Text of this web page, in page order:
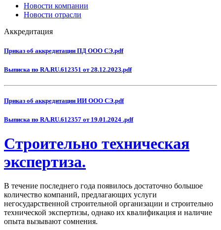
Новости компании
Новости отрасли
Аккредитация
Приказ об аккредитации ПД ООО СЭ.pdf
Выписка по RA.RU.612351 от 28.12.2023.pdf
Приказ об аккредитации ИИ ООО СЭ.pdf
Выписка по RA.RU.612357 от 19.01.2024 .pdf
Строительно техническая
экспертиза.
В течение последнего года появилось достаточно большое
количество компаний, предлагающих услуги
негосударственной строительной организации и строительно
технической экспертизы, однако их квалификация и наличие
опыта вызывают сомнения.